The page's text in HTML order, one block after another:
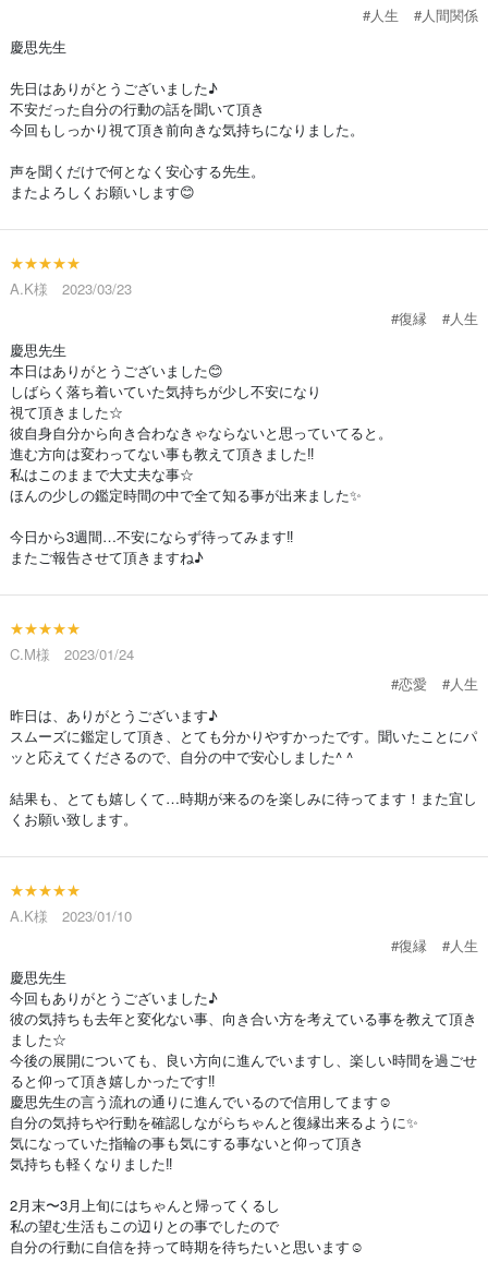
#人生
#人間関係
慶思先生
先日はありがとうございました♪
不安だった自分の行動の話を聞いて頂き
今回もしっかり視て頂き前向きな気持ちになりました。
声を聞くだけで何となく安心する先生。
またよろしくお願いします😊
★★★★★
A.K様 2023/03/23
#復縁
#人生
慶思先生
本日はありがとうございました😊
しばらく落ち着いていた気持ちが少し不安になり
視て頂きました☆
彼自身自分から向き合わなきゃならないと思っていてると。
進む方向は変わってない事も教えて頂きました‼︎
私はこのままで大丈夫な事☆
ほんの少しの鑑定時間の中で全て知る事が出来ました✨
今日から3週間…不安にならず待ってみます‼︎
またご報告させて頂きますね♪
★★★★★
C.M様 2023/01/24
#恋愛
#人生
昨日は、ありがとうございます♪
スムーズに鑑定して頂き、とても分かりやすかったです。聞いたことにパ
ッと応えてくださるので、自分の中で安心しました^ ^
結果も、とても嬉しくて…時期が来るのを楽しみに待ってます！また宜し
くお願い致します。
★★★★★
A.K様 2023/01/10
#復縁
#人生
慶思先生
今回もありがとうございました♪
彼の気持ちも去年と変化ない事、向き合い方を考えている事を教えて頂き
ました☆
今後の展開についても、良い方向に進んでいますし、楽しい時間を過ごせ
ると仰って頂き嬉しかったです‼︎
慶思先生の言う流れの通りに進んでいるので信用してます☺️
自分の気持ちや行動を確認しながらちゃんと復縁出来るように✨
気になっていた指輪の事も気にする事ないと仰って頂き
気持ちも軽くなりました‼︎
2月末〜3月上旬にはちゃんと帰ってくるし
私の望む生活もこの辺りとの事でしたので
自分の行動に自信を持って時期を待ちたいと思います☺️